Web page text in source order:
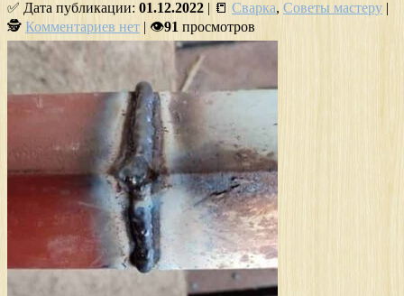
✅ Дата публикации: 01.12.2022 | 📒 Сварка, Советы мастеру |
🕵 Комментариев нет | 👁91 просмотров